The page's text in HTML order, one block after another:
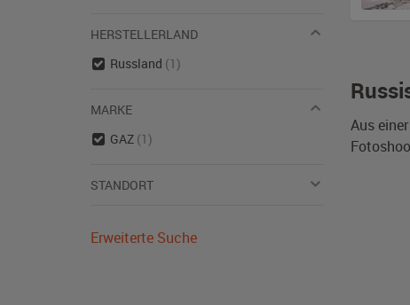
Aus
HERSTELLERLAND
Russland (1)
MARKE
GAZ (1)
STANDORT
Erweiterte Suche